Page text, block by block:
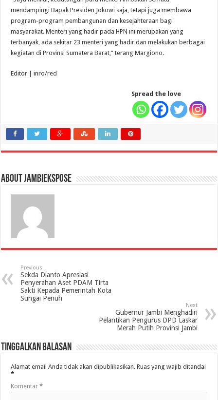
mendampingi Bapak Presiden Jokowi saja, tetapi juga membawa
program-program pembangunan dan kesejahteraan bagi
masyarakat. Menteri yang hadir pada HPN ini merupakan yang
terbanyak, ada sekitar 23 menteri yang hadir dan melakukan berbagai
kegiatan di Provinsi Sumatera Barat,” terang Margiono.
Editor | inro/red
Spread the love
About jambiekspose
Previous
Sekda Dianto Apresiasi
Penyerahan Aset PDAM Tirta
Sakti Kepada Pemerintah Kota
Sungai Penuh
Next
Gubernur Jambi Menghadiri
Pelantikan Pengurus DPD Laskar
Merah Putih Provinsi Jambi
Tinggalkan Balasan
Alamat email Anda tidak akan dipublikasikan. Ruas yang wajib ditandai
*
Komentar*